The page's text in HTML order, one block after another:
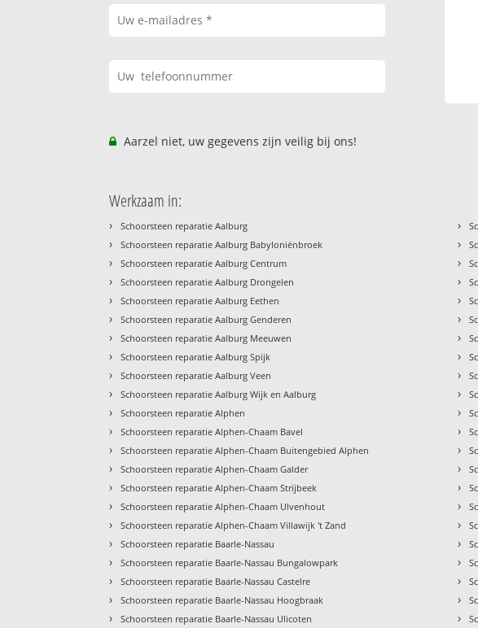
Aarzel niet, uw gegevens zijn veilig bij ons!
Werkzaam in:
› Schoorsteen reparatie Aalburg
› Schoorsteen reparatie Aalburg Babyloniënbroek
› Schoorsteen reparatie Aalburg Centrum
› Schoorsteen reparatie Aalburg Drongelen
› Schoorsteen reparatie Aalburg Eethen
› Schoorsteen reparatie Aalburg Genderen
› Schoorsteen reparatie Aalburg Meeuwen
› Schoorsteen reparatie Aalburg Spijk
› Schoorsteen reparatie Aalburg Veen
› Schoorsteen reparatie Aalburg Wijk en Aalburg
› Schoorsteen reparatie Alphen
› Schoorsteen reparatie Alphen-Chaam Bavel
› Schoorsteen reparatie Alphen-Chaam Buitengebied Alphen
› Schoorsteen reparatie Alphen-Chaam Galder
› Schoorsteen reparatie Alphen-Chaam Strijbeek
› Schoorsteen reparatie Alphen-Chaam Ulvenhout
› Schoorsteen reparatie Alphen-Chaam Villawijk 't Zand
› Schoorsteen reparatie Baarle-Nassau
› Schoorsteen reparatie Baarle-Nassau Bungalowpark
› Schoorsteen reparatie Baarle-Nassau Castelre
› Schoorsteen reparatie Baarle-Nassau Hoogbraak
› Schoorsteen reparatie Baarle-Nassau Ulicoten
›
›
›
›
›
›
›
›
›
›
›
›
›
›
›
›
›
›
›
›
›
›